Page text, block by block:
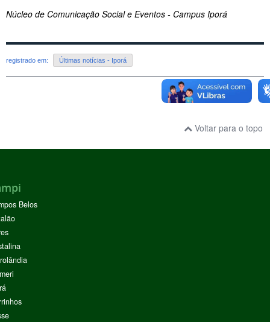
Núcleo de Comunicação Social e Eventos - Campus Iporá
registrado em: Últimas notícias - Iporá
Voltar para o topo
Belos